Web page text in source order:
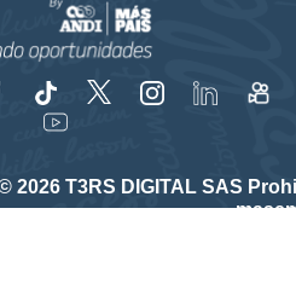
2026 T3RS DIGITAL SAS